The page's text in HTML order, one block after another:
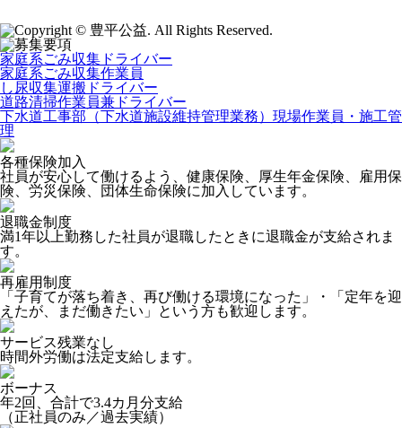
家庭系ごみ収集ドライバー
家庭系ごみ収集作業員
し尿収集運搬ドライバー
道路清掃作業員兼ドライバー
下水道工事部（下水道施設維持管理業務）現場作業員・施工管
理
各種保険加入
社員が安心して働けるよう、健康保険、厚生年金保険、雇用保
険、労災保険、団体生命保険に加入しています。
退職金制度
満1年以上勤務した社員が退職したときに退職金が支給されま
す。
再雇用制度
「子育てが落ち着き、再び働ける環境になった」・「定年を迎
えたが、まだ働きたい」という方も歓迎します。
サービス残業なし
時間外労働は法定支給します。
ボーナス
年2回、合計で3.4カ月分支給
（正社員のみ／過去実績）